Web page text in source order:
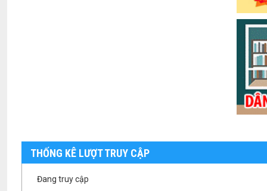
THỐNG KÊ LƯỢT TRUY CẬP
Đang truy cập